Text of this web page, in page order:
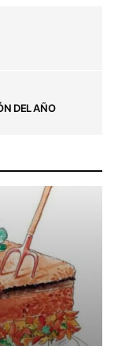
DEL AÑO